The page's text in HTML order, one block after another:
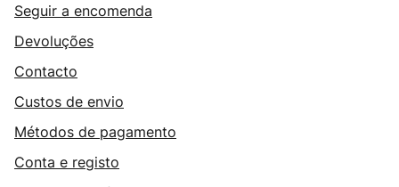
Seguir a encomenda
Devoluções
Contacto
Custos de envio
Métodos de pagamento
Conta e registo